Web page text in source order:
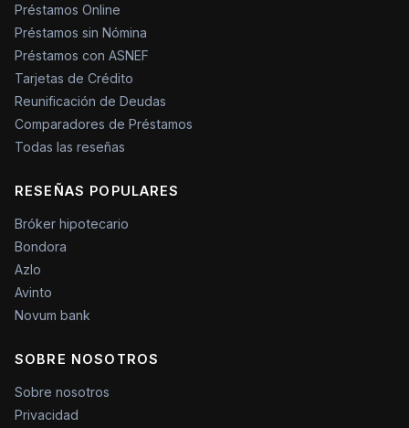
Préstamos Online
Préstamos sin Nómina
Préstamos con ASNEF
Tarjetas de Crédito
Reunificación de Deudas
Comparadores de Préstamos
Todas las reseñas
RESEÑAS POPULARES
Bróker hipotecario
Bondora
Azlo
Avinto
Novum bank
SOBRE NOSOTROS
Sobre nosotros
Privacidad